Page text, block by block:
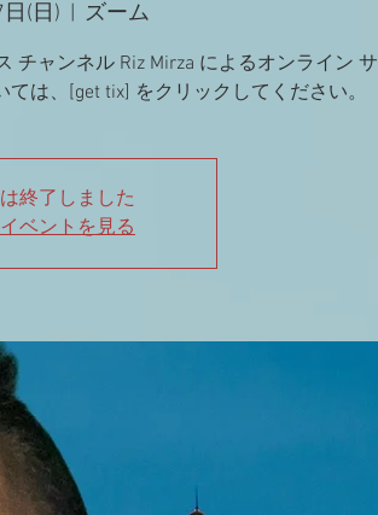
(日) ズーム
チャンネル Riz Mirza によるオンライン サ
は、[get tix] をクリックしてください。
終了しました
ベントを見る